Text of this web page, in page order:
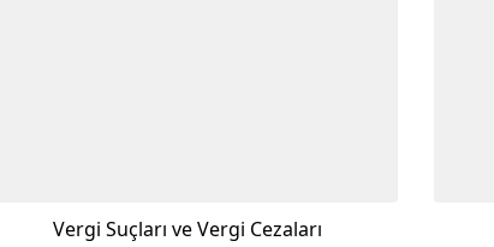
Vergi Suçları ve Vergi Cezaları